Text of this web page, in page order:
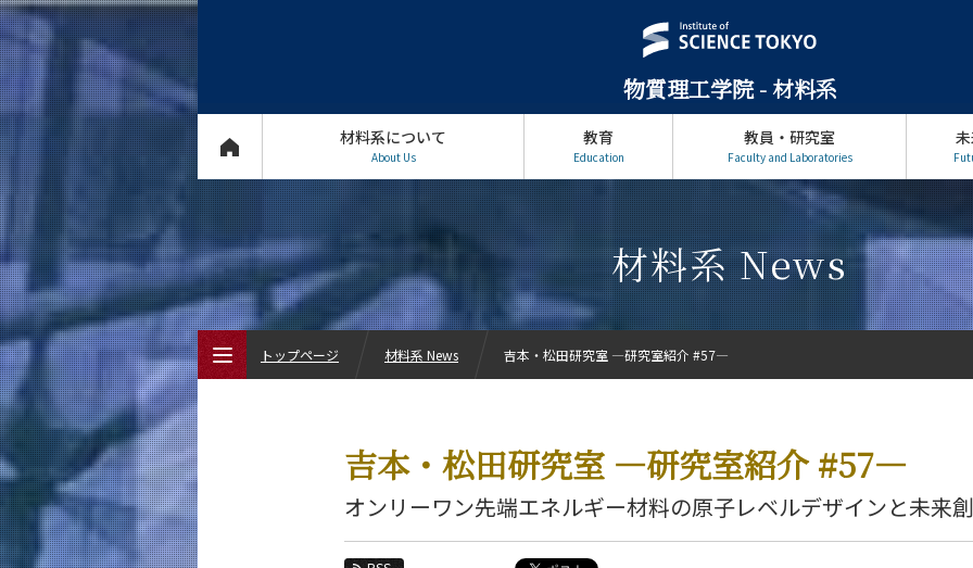
物質理工学院 - 材料系
材料系について
About Us
教育
Education
教員・研究室
Faculty and Laboratories
材料系 News
吉本・松田研究室 ―研究室紹介 #57―
オンリーワン先端エネルギー材料の原子レベルデザインと未来
トップページ 材料系 News 吉本・松田研究室 ―研究室紹介 #57―